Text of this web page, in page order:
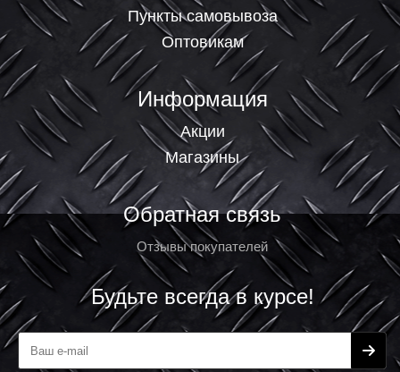
Пункты самовывоза
Оптовикам
Информация
Акции
Магазины
Обратная связь
Отзывы покупателей
Будьте всегда в курсе!